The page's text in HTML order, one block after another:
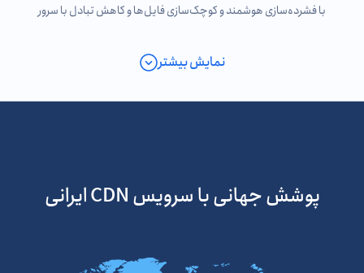
با فشرده‌سازی هوشمند و کوچک‌سازی فایل‌ها و کاهش تبادل با سرور
نمایش بیشتر
پوشش جهانی با سرویس CDN ایرانی